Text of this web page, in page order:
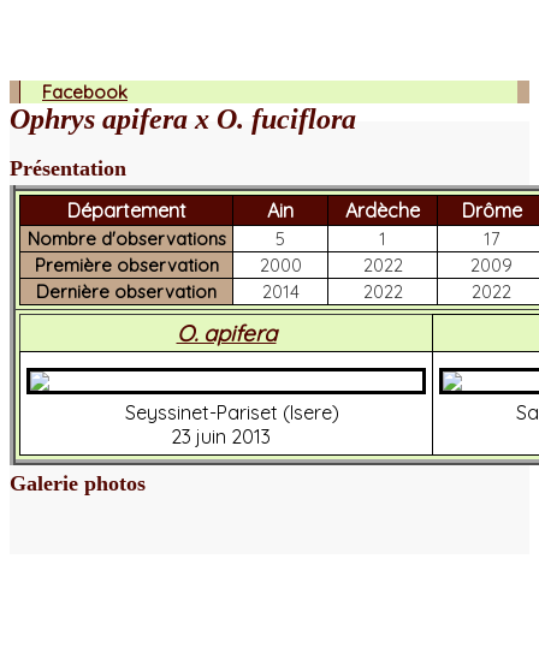
Facebook
Ophrys apifera x O. fuciflora
Présentation
Département
Ain Ardèche Drôme
Nombre d'observations 5 1
17
Première observation
2000 2022
2009
Dernière observation
2014 2022 2022
O. apifera
Seyssinet-Pariset (Isere)
23 juin 2013
Galerie photos